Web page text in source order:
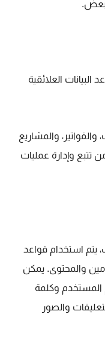
البيانات العلائقية
والمشاريع
تتبع وإدارة عمليات
يتم استخدام قواعد
والمحتوى. يمكن
وكلمة
والصور